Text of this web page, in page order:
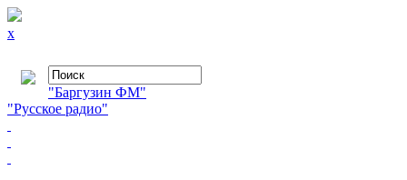
x
"Баргузин ФМ"
"Русское радио"